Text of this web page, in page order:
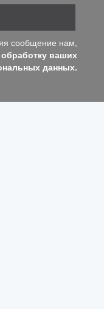
сообщение нам,
обработку ваших
данных.